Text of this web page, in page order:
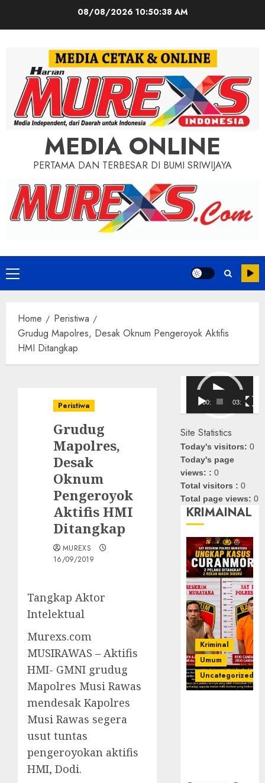
08/08/2026 10:50:40 AM
MEDIA ONLINE
PERTAMA DAN TERBESAR DI BUMI SRIWIJAYA
Primary
Menu
Home
Peristiwa
Grudug Mapolres, Desak Oknum Pengeroyok Aktifis
HMI Ditangkap
Peristiwa
Grudug
Mapolres,
Desak
Oknum
Pengeroyok
Aktifis HMI
Ditangkap
MUREXS
16/09/2019
Tangkap Aktor
Intelektual
Murexs.com
MUSIRAWAS – Aktifis
HMI- GMNI grudug
Mapolres Musi Rawas
mendesak Kapolres
Musi Rawas segera
usut tuntas
pengeroyokan aktifis
HMI, Dodi.
Pemutar
Video
00:00 03:08
Site Statistics
Today's visitors:0
Today's page
views: :0
Total visitors :0
Total page views:0
KRIMAINAL
Kriminal
Umum
Uncategorized